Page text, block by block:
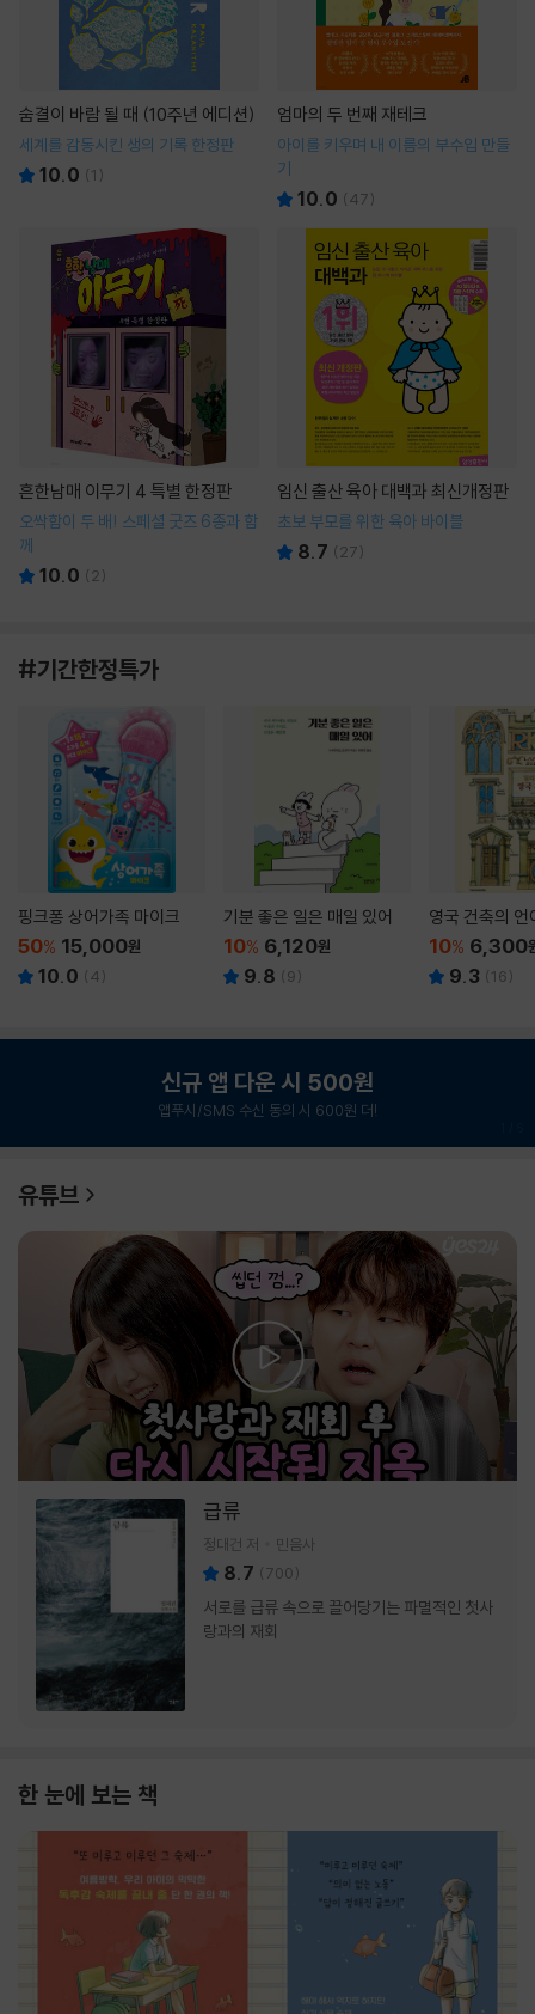
숨결이 바람 될 때 (10주년 에디션)
세계를 감동시킨 생의 기록 한정판
10.0 (1 )
엄마의 두 번째 재테크
아이를 키우며 내 이름의 부수입 만들
기
10.0 (47)
흔한남매 이무기 4 특별 한정판
오싹함이 두 배! 스페셜 굿즈 6종과 함
께
10.0 ( 2)
임신 출산 육아 대백과 최신개정판
초보 부모를 위한 육아 바이블
8.7 ( 27)
#기간한정특가
핑크퐁 상어가족 마이크
50% 15,000원
10.0 (4)
기분 좋은 일은 매일 있어
10% 6,120원
9.8 (9)
영국 건축의 언
10% 6,300
9.3 (16)
신규 앱 다운 시 500원
앱푸시/SMS 수신 동의 시 600원 더!
유튜브
급류
정대건 저 민음사
8.7 (700)
서로를 급류 속으로 끌어당기는 파멸적인 첫사
랑과의 재회
한 눈에 보는 책